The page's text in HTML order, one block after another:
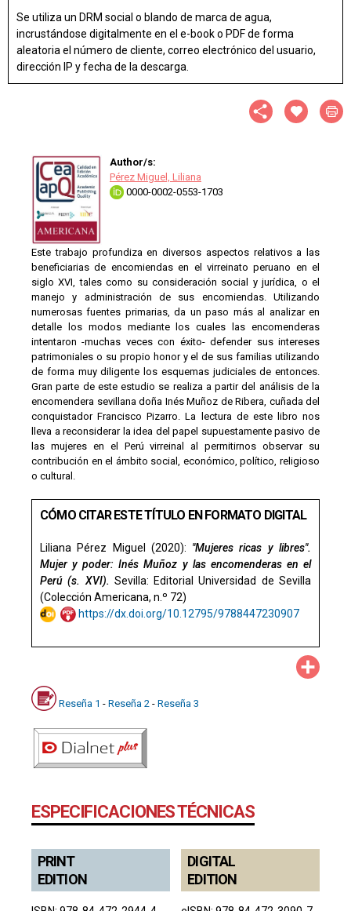
Se utiliza un DRM social o blando de marca de agua,
incrustándose digitalmente en el e-book o PDF de forma
aleatoria el número de cliente, correo electrónico del usuario,
dirección IP y fecha de la descarga.
Author/s:
Pérez Miguel, Liliana
0000-0002-0553-1703
Este trabajo profundiza en diversos aspectos relativos a las
beneficiarias de encomiendas en el virreinato peruano en el
siglo XVI, tales como su consideración social y jurídica, o el
manejo y administración de sus encomiendas. Utilizando
numerosas fuentes primarias, da un paso más al analizar en
detalle los modos mediante los cuales las encomenderas
intentaron -muchas veces con éxito- defender sus intereses
patrimoniales o su propio honor y el de sus familias utilizando
de forma muy diligente los esquemas judiciales de entonces.
Gran parte de este estudio se realiza a partir del análisis de la
encomendera sevillana doña Inés Muñoz de Ribera, cuñada del
conquistador Francisco Pizarro. La lectura de este libro nos
lleva a reconsiderar la idea del papel supuestamente pasivo de
las mujeres en el Perú virreinal al permitirnos observar su
contribución en el ámbito social, económico, político, religioso
o cultural.
CÓMO CITAR ESTE TÍTULO EN FORMATO DIGITAL
Liliana Pérez Miguel (2020): "Mujeres ricas y libres".
Mujer y poder: Inés Muñoz y las encomenderas en el
Perú (s. XVI). Sevilla: Editorial Universidad de Sevilla
(Colección Americana, n.º 72)
https://dx.doi.org/10.12795/9788447230907
Reseña 1 - Reseña 2 - Reseña 3
ESPECIFICACIONES TÉCNICAS
PRINT
EDITION
DIGITAL
EDITION